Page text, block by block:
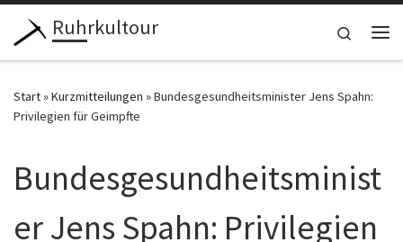
Zum Inhalt springen
Ruhrkultour
Search
Start»Kurzmitteilungen »Bundesgesundheitsminister Jens Spahn:
Privilegien für Geimpfte
Bundesgesundheitsminist
er Jens Spahn: Privilegien